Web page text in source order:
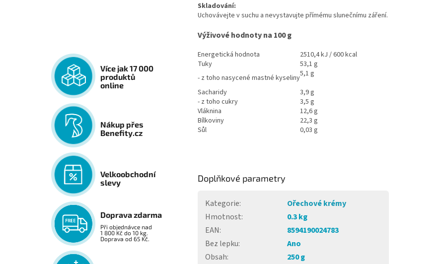
Více jak 17 000
produktů
online
Nákup přes
Benefity.cz
Velkoobchodní
slevy
Doprava zdarma
Při objednávce nad
1 800 Kč do 10 kg.
Doprava od 65 Kč.
Skladování:
Uchovávejte v suchu a nevystavujte přímému slunečnímu záření.
Výživové hodnoty na 100 g
Energetická hodnota
2510,4 kJ / 600 kcal
Tuky
53,1 g
- z toho nasycené mastné kyseliny5,1 g
Sacharidy
3,9 g
- z toho cukry
3,5 g
Vláknina
12,6 g
Bílkoviny
22,3 g
Sůl
0,03 g
Doplňkové parametry
Kategorie:
Ořechové krémy
Hmotnost:
0.3 kg
EAN:
8594190024783
Bez lepku:
Ano
Obsah:
250 g